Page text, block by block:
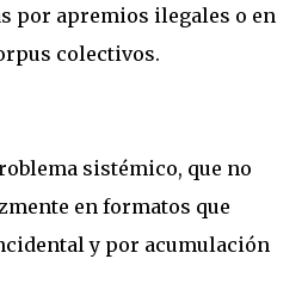
por apremios ilegales o en
colectivos.
sistémico, que no
en formatos que
y por acumulación